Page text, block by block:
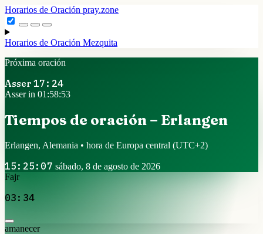
Horarios de Oración pray.zone
Horarios de Oración Mezquita
Próxima oración
Asser 17:24
Asser in 01:58:52
Tiempos de oración – Erlangen
Erlangen, Alemania • hora de Europa central (UTC+2)
15:25:08 sábado, 8 de agosto de 2026
Fajr
03:34
amanecer